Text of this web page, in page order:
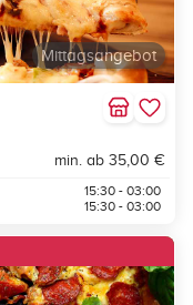
Mittagsangebot
min. ab 35,00 €
15:30 - 03:00
15:30 - 03:00